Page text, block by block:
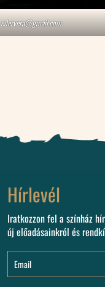
edervera@gmail.com
Hírlevél
Iratkozzon fel a színház
új előadásainkról és